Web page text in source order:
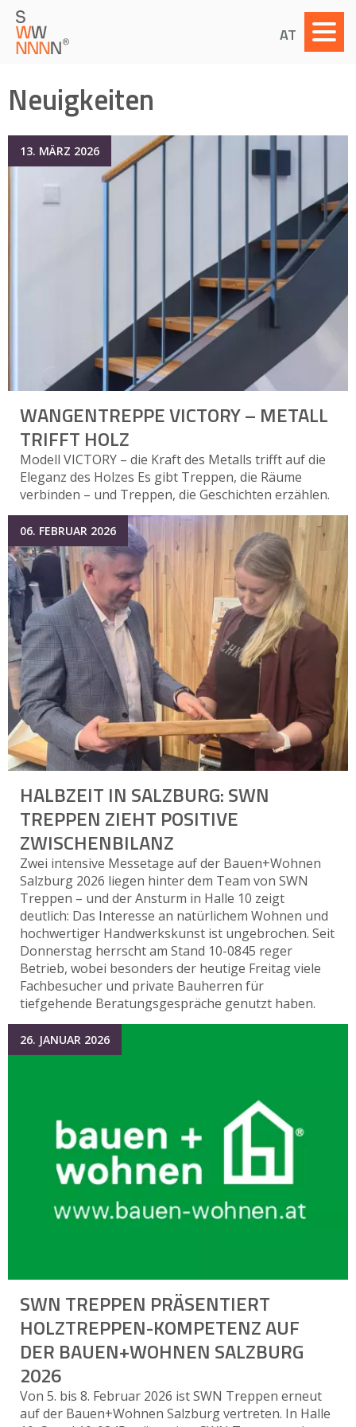
AT
Neuigkeiten
13. MÄRZ 2026
WANGENTREPPE VICTORY – METALL
TRIFFT HOLZ
Modell VICTORY – die Kraft des Metalls trifft auf die
Eleganz des Holzes Es gibt Treppen, die Räume
verbinden – und Treppen, die Geschichten erzählen.
06. FEBRUAR 2026
HALBZEIT IN SALZBURG: SWN
TREPPEN ZIEHT POSITIVE
ZWISCHENBILANZ
Zwei intensive Messetage auf der Bauen+Wohnen
Salzburg 2026 liegen hinter dem Team von SWN
Treppen – und der Ansturm in Halle 10 zeigt
deutlich: Das Interesse an natürlichem Wohnen und
hochwertiger Handwerkskunst ist ungebrochen. Seit
Donnerstag herrscht am Stand 10-0845 reger
Betrieb, wobei besonders der heutige Freitag viele
Fachbesucher und private Bauherren für
tiefgehende Beratungsgespräche genutzt haben.
26. JANUAR 2026
SWN TREPPEN PRÄSENTIERT
HOLZTREPPEN-KOMPETENZ AUF
DER BAUEN+WOHNEN SALZBURG
2026
Von 5. bis 8. Februar 2026 ist SWN Treppen erneut
auf der Bauen+Wohnen Salzburg vertreten. In Halle